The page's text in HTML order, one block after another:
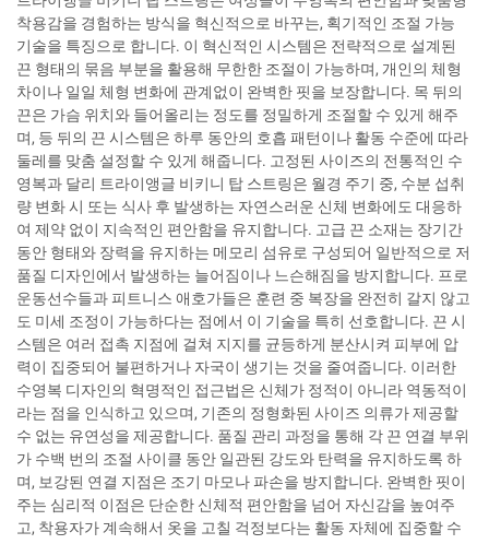
착용감을 경험하는 방식을 혁신적으로 바꾸는, 획기적인 조절 가능
기술을 특징으로 합니다. 이 혁신적인 시스템은 전략적으로 설계된
끈 형태의 묶음 부분을 활용해 무한한 조절이 가능하며, 개인의 체형
차이나 일일 체형 변화에 관계없이 완벽한 핏을 보장합니다. 목 뒤의
끈은 가슴 위치와 들어올리는 정도를 정밀하게 조절할 수 있게 해주
며, 등 뒤의 끈 시스템은 하루 동안의 호흡 패턴이나 활동 수준에 따라
둘레를 맞춤 설정할 수 있게 해줍니다. 고정된 사이즈의 전통적인 수
영복과 달리 트라이앵글 비키니 탑 스트링은 월경 주기 중, 수분 섭취
량 변화 시 또는 식사 후 발생하는 자연스러운 신체 변화에도 대응하
여 제약 없이 지속적인 편안함을 유지합니다. 고급 끈 소재는 장기간
동안 형태와 장력을 유지하는 메모리 섬유로 구성되어 일반적으로 저
품질 디자인에서 발생하는 늘어짐이나 느슨해짐을 방지합니다. 프로
운동선수들과 피트니스 애호가들은 훈련 중 복장을 완전히 갈지 않고
도 미세 조정이 가능하다는 점에서 이 기술을 특히 선호합니다. 끈 시
스템은 여러 접촉 지점에 걸쳐 지지를 균등하게 분산시켜 피부에 압
력이 집중되어 불편하거나 자국이 생기는 것을 줄여줍니다. 이러한
수영복 디자인의 혁명적인 접근법은 신체가 정적이 아니라 역동적이
라는 점을 인식하고 있으며, 기존의 정형화된 사이즈 의류가 제공할
수 없는 유연성을 제공합니다. 품질 관리 과정을 통해 각 끈 연결 부위
가 수백 번의 조절 사이클 동안 일관된 강도와 탄력을 유지하도록 하
며, 보강된 연결 지점은 조기 마모나 파손을 방지합니다. 완벽한 핏이
주는 심리적 이점은 단순한 신체적 편안함을 넘어 자신감을 높여주
고, 착용자가 계속해서 옷을 고칠 걱정보다는 활동 자체에 집중할 수